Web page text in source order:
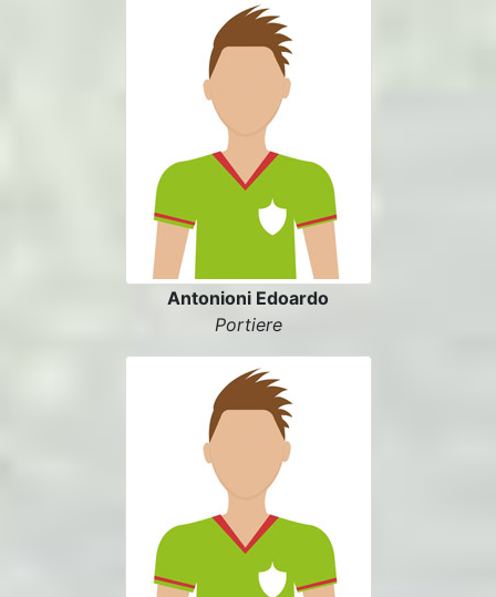
Antonioni Edoardo
Portiere